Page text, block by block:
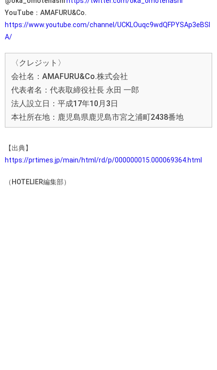
YouTube：AMAFURU&Co.
https://www.youtube.com/channel/UCKLOuqc9wdQFPYSAp3eBSI
A/
〈クレジット〉
会社名：AMAFURU&Co.株式会社
代表者名：代表取締役社長 永田 一郎
法人設立日：平成17年10月3日
本社所在地：鹿児島県鹿児島市宮之浦町2438番地
【出典】
https://prtimes.jp/main/html/rd/p/000000015.000069364.html
（HOTELIER編集部）